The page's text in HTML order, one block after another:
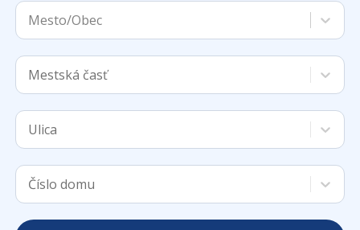
Mesto/Obec
Mestská časť
Ulica
Číslo domu